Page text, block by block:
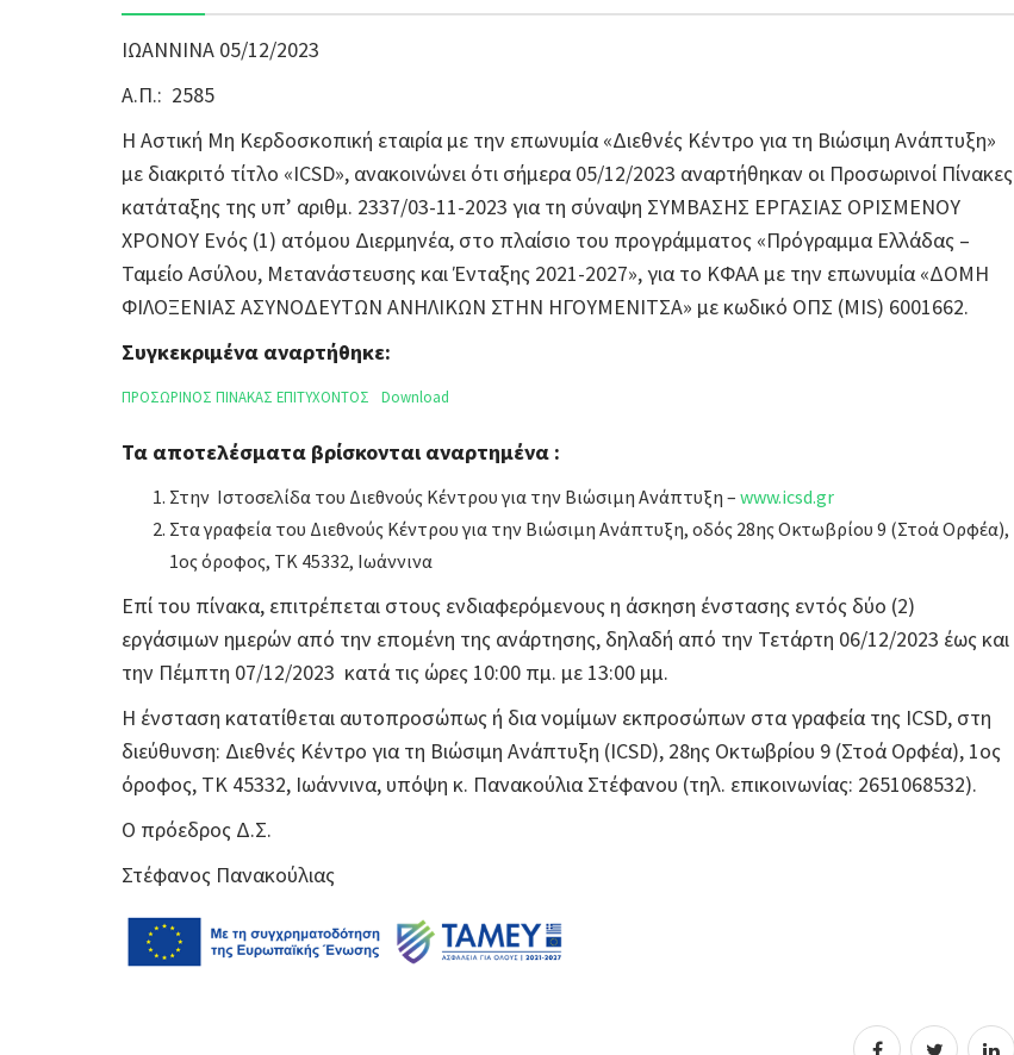
ΙΩΑΝΝΙΝΑ 05/12/2023
Α.Π.: 2585
Η Αστική Μη Κερδοσκοπική εταιρία με την επωνυμία «Διεθνές Κέντρο για τη Βιώσιμη Ανάπτυξη»
με διακριτό τίτλο «ICSD», ανακοινώνει ότι σήμερα 05/12/2023 αναρτήθηκαν οι Προσωρινοί Πίνακες
κατάταξης της υπ’ αριθμ. 2337/03-11-2023 για τη σύναψη ΣΥΜΒΑΣΗΣ ΕΡΓΑΣΙΑΣ ΟΡΙΣΜΕΝΟΥ
ΧΡΟΝΟΥ Ενός (1) ατόμου Διερμηνέα, στο πλαίσιο του προγράμματος «Πρόγραμμα Ελλάδας –
Ταμείο Ασύλου, Μετανάστευσης και Ένταξης 2021-2027», για το ΚΦΑΑ με την επωνυμία «ΔΟΜΗ
ΦΙΛΟΞΕΝΙΑΣ ΑΣΥΝΟΔΕΥΤΩΝ ΑΝΗΛΙΚΩΝ ΣΤΗΝ ΗΓΟΥΜΕΝΙΤΣΑ» με κωδικό ΟΠΣ (MIS) 6001662.
Συγκεκριμένα αναρτήθηκε:
ΠΡΟΣΩΡΙΝΟΣ ΠΙΝΑΚΑΣ ΕΠΙΤΥΧΟΝΤΟΣ Download
Τα αποτελέσματα βρίσκονται αναρτημένα :
Στην Ιστοσελίδα του Διεθνούς Κέντρου για την Βιώσιμη Ανάπτυξη – www.icsd.gr
Στα γραφεία του Διεθνούς Κέντρου για την Βιώσιμη Ανάπτυξη, οδός 28ης Οκτωβρίου 9 (Στοά Ορφέα),
1ος όροφος, ΤΚ 45332, Ιωάννινα
Επί του πίνακα, επιτρέπεται στους ενδιαφερόμενους η άσκηση ένστασης εντός δύο (2)
εργάσιμων ημερών από την επομένη της ανάρτησης, δηλαδή από την Τετάρτη 06/12/2023 έως και
την Πέμπτη 07/12/2023 κατά τις ώρες 10:00 πμ. με 13:00 μμ.
Η ένσταση κατατίθεται αυτοπροσώπως ή δια νομίμων εκπροσώπων στα γραφεία της ICSD, στη
διεύθυνση: Διεθνές Κέντρο για τη Βιώσιμη Ανάπτυξη (ICSD), 28ης Οκτωβρίου 9 (Στοά Ορφέα), 1ος
όροφος, ΤΚ 45332, Ιωάννινα, υπόψη κ. Πανακούλια Στέφανου (τηλ. επικοινωνίας: 2651068532).
Ο πρόεδρος Δ.Σ.
Στέφανος Πανακούλιας